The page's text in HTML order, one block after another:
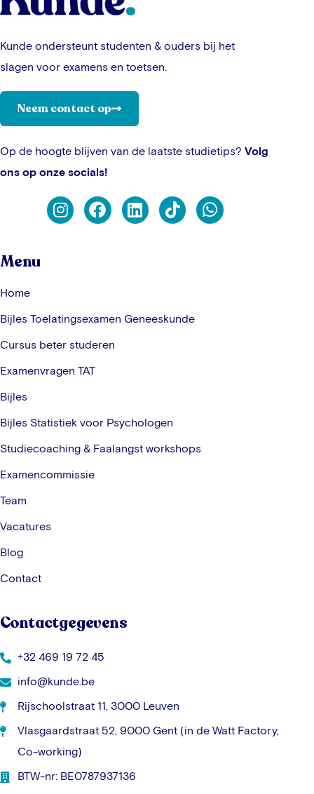
Kunde ondersteunt studenten & ouders bij het
slagen voor examens en toetsen.
Neem contact op
Op de hoogte blijven van de laatste studietips? Volg
ons op onze socials!
Menu
Home
Bijles Toelatingsexamen Geneeskunde
Cursus beter studeren
Examenvragen TAT
Bijles
Bijles Statistiek voor Psychologen
Studiecoaching & Faalangst workshops
Examencommissie
Team
Vacatures
Blog
Contact
Contactgegevens
+32 469 19 72 45
info@kunde.be
Rijschoolstraat 11, 3000 Leuven
Vlasgaardstraat 52, 9000 Gent (in de Watt Factory,
Co-working)
BTW-nr: BE0787937136